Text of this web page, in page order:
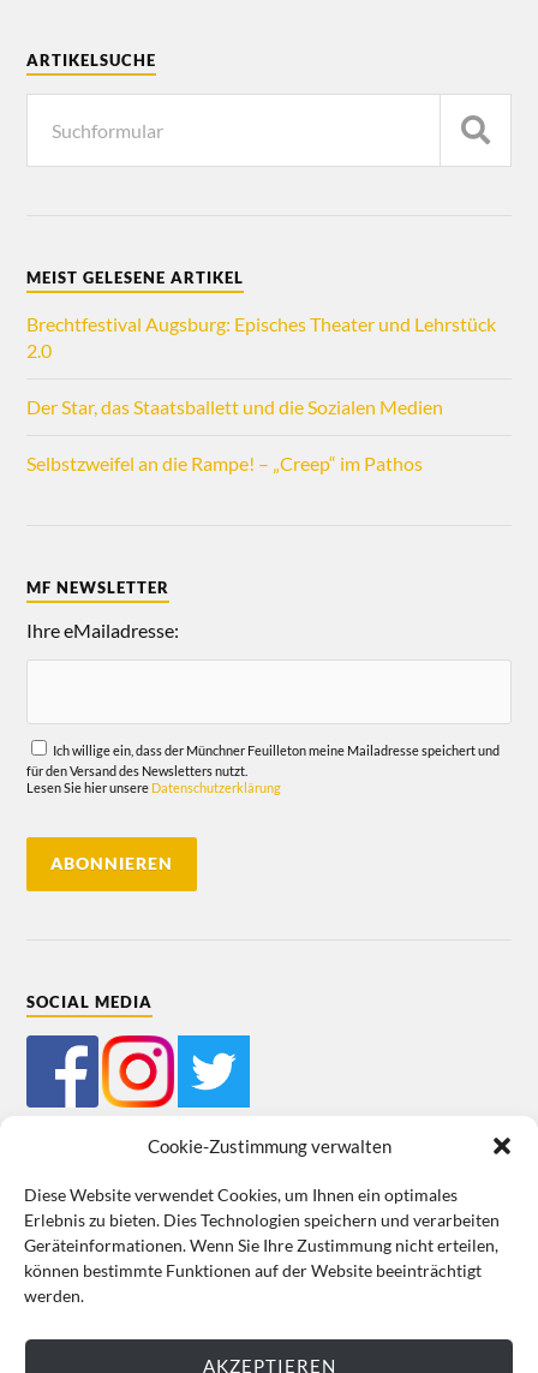
Cookie-Zustimmung verwalten
Diese Website verwendet Cookies, um Ihnen ein optimales
Erlebnis zu bieten. Dies Technologien speichern und verarbeiten
Geräteinformationen. Wenn Sie Ihre Zustimmung nicht erteilen,
können bestimmte Funktionen auf der Website beeinträchtigt
werden.
AKZEPTIEREN
ARTIKELSUCHE
MEIST GELESENE ARTIKEL
Brechtfestival Augsburg: Episches Theater und Lehrstück
2.0
Der Star, das Staatsballett und die Sozialen Medien
Selbstzweifel an die Rampe! – „Creep“ im Pathos
MF NEWSLETTER
Ihre eMailadresse:
Ich willige ein, dass der Münchner Feuilleton meine Mailadresse speichert und
für den Versand des Newsletters nutzt.
Lesen Sie hier unsere Datenschutzerklärung
SOCIAL MEDIA
Mein Bestellkonto Kundeninformationen Datenschutz
Cookie-Richtlinie (EU) Impressum
VERTRAG WIDERRUFEN